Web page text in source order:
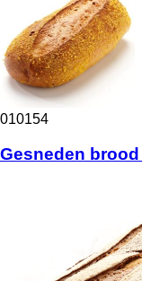
010154
Gesneden